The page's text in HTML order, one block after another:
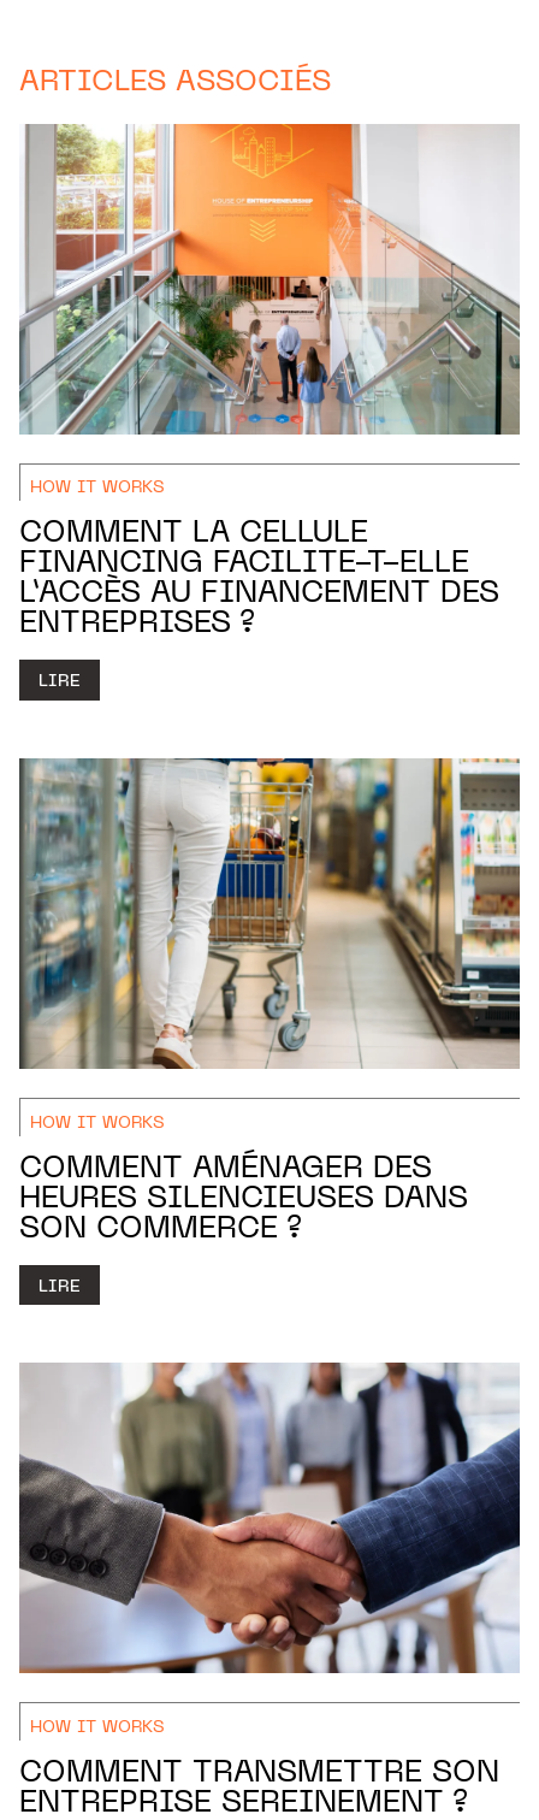
ARTICLES ASSOCIÉS
HOW IT WORKS
COMMENT LA CELLULE
FINANCING FACILITE-T-ELLE
L’ACCÈS AU FINANCEMENT DES
ENTREPRISES ?
LIRE
HOW IT WORKS
COMMENT AMÉNAGER DES
HEURES SILENCIEUSES DANS
SON COMMERCE ?
LIRE
HOW IT WORKS
COMMENT TRANSMETTRE SON
ENTREPRISE SEREINEMENT ?